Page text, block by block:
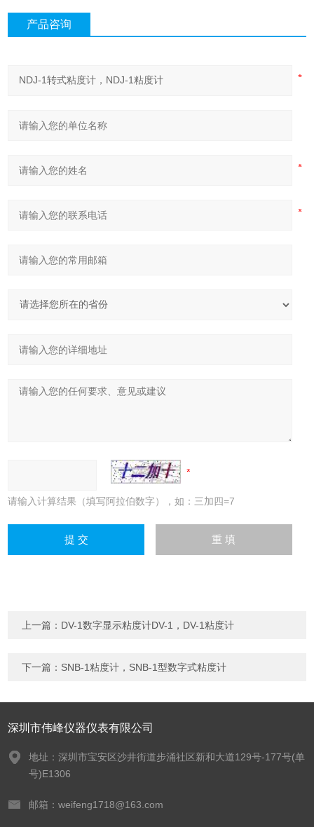
产品咨询
请输入计算结果（填写阿拉伯数字），如：三加四=7
上一篇： DV-1数字显示粘度计DV-1，DV-1粘度计
下一篇： SNB-1粘度计，SNB-1型数字式粘度计
深圳市伟峰仪器仪表有限公司
地址：深圳市宝安区沙井街道步涌社区新和大道129号-177号(单
号)E1306
邮箱：weifeng1718@163.com